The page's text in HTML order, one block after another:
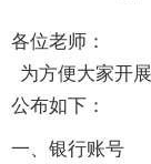
各位老师：
为方便大家开
公布如下：
一、银行账号